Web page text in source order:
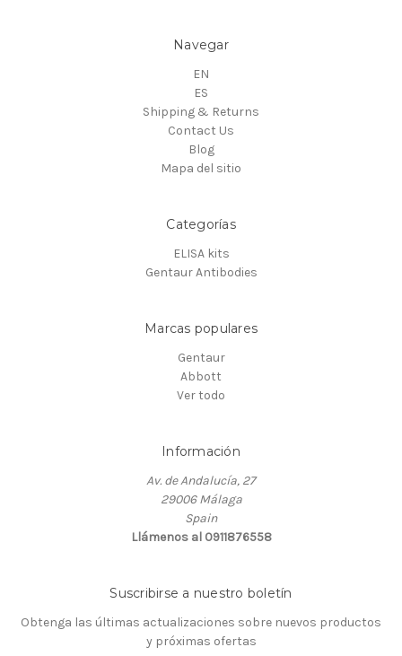
Navegar
EN
ES
Shipping & Returns
Contact Us
Blog
Mapa del sitio
Categorías
ELISA kits
Gentaur Antibodies
Marcas populares
Gentaur
Abbott
Ver todo
Información
Av. de Andalucía, 27
29006 Málaga
Spain
Llámenos al 0911876558
Suscribirse a nuestro boletín
Obtenga las últimas actualizaciones sobre nuevos productos
y próximas ofertas